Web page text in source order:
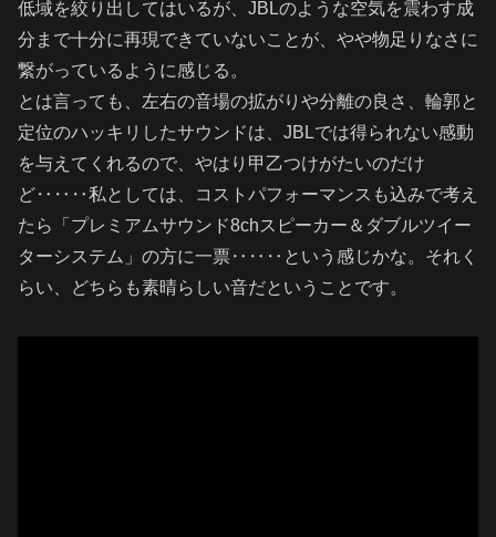
低域を絞り出してはいるが、JBLのような空気を震わす成
分まで十分に再現できていないことが、やや物足りなさに
繋がっているように感じる。
とは言っても、左右の音場の拡がりや分離の良さ、輪郭と
定位のハッキリしたサウンドは、JBLでは得られない感動
を与えてくれるので、やはり甲乙つけがたいのだけ
ど‥‥‥私としては、コストパフォーマンスも込みで考え
たら「プレミアムサウンド8chスピーカー＆ダブルツイー
ターシステム」の方に一票‥‥‥という感じかな。それく
らい、どちらも素晴らしい音だということです。